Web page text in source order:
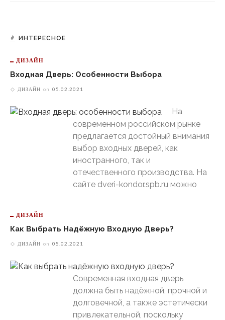
ИНТЕРЕСНОЕ
ДИЗАЙН
Входная Дверь: Особенности Выбора
ДИЗАЙН on 05.02.2021
На
современном российском рынке
предлагается достойный внимания
выбор входных дверей, как
иностранного, так и
отечественного производства. На
сайте dveri-kondor.spb.ru можно
ДИЗАЙН
Как Выбрать Надёжную Входную Дверь?
ДИЗАЙН on 05.02.2021
Современная входная дверь
должна быть надёжной, прочной и
долговечной, а также эстетически
привлекательной, поскольку